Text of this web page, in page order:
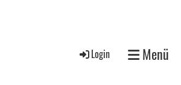
Login Menü